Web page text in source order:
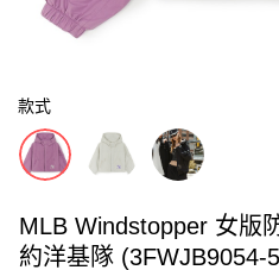
款式
MLB Windstopper 女版
約洋基隊 (3FWJB9054-